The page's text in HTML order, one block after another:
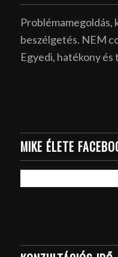
Problémamegoldás,
beszélgetés. NEM
Egyedi, hatékony
MIKE ÉLETE